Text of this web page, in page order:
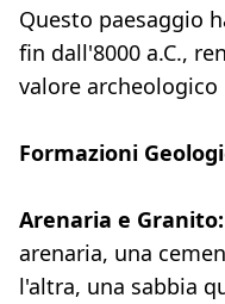
Questo paesaggio
fin dall'8000 a.C.,
valore archeologico
Formazioni
Arenaria e Granito:
arenaria, una
l'altra, una sabbia